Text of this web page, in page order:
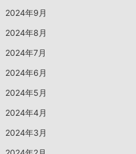
2024年9月
2024年8月
2024年7月
2024年6月
2024年5月
2024年4月
2024年3月